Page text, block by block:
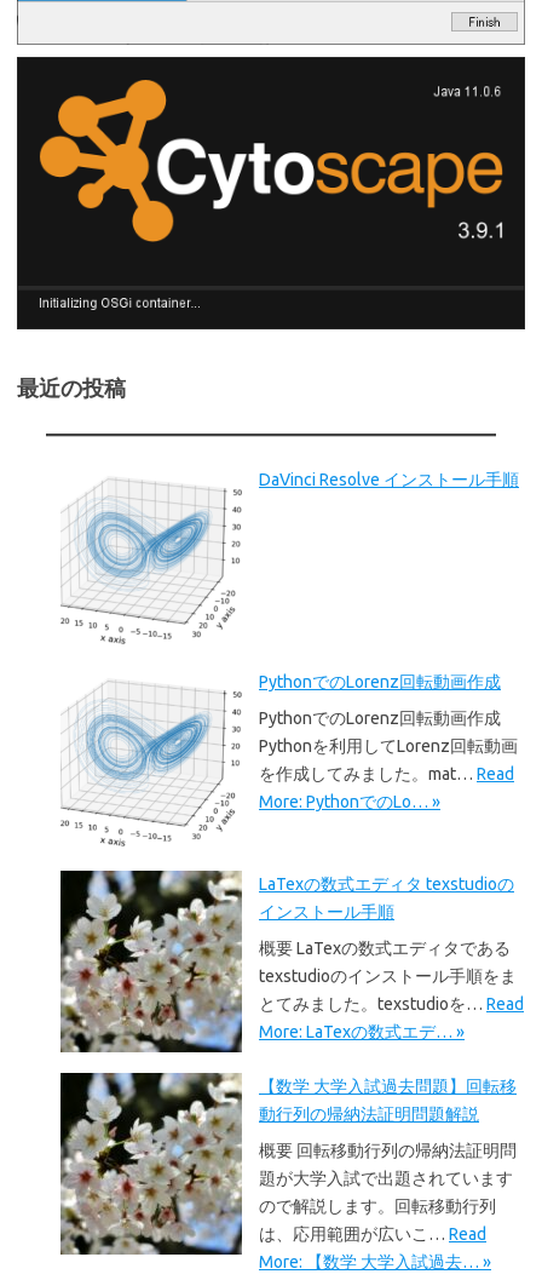
最近の投稿
DaVinci Resolve インストール手順
PythonでのLorenz回転動画作成
PythonでのLorenz回転動画作成
Pythonを利用してLorenz回転動画
を作成してみました。mat… Read
More: PythonでのLo… »
LaTexの数式エディタ texstudioの
インストール手順
概要 LaTexの数式エディタである
texstudioのインストール手順をま
とてみました。texstudioを… Read
More: LaTexの数式エデ… »
【数学 大学入試過去問題】回転移
動行列の帰納法証明問題解説
概要 回転移動行列の帰納法証明問
題が大学入試で出題されています
ので解説します。回転移動行列
は、応用範囲が広いこ… Read
More: 【数学 大学入試過去… »